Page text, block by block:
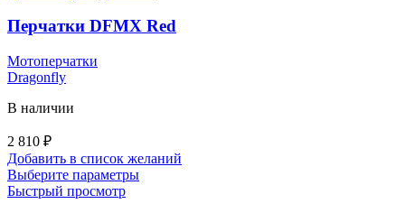
выбрать
Перчатки DFMX Red
Мотоперчатки
Dragonfly
В наличии
2 810 ₽
Добавить в список желаний
Выберите параметрыЭтот
Быстрый просмотр